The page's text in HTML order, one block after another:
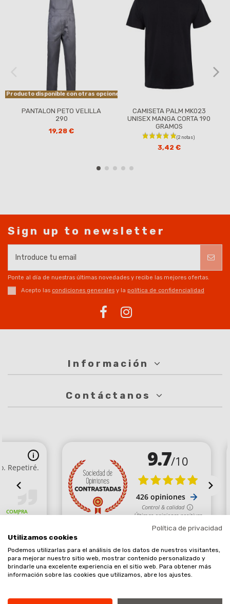
Producto disponible con otras opciones
PANTALON PETO VELILLA
290
19,28 €
CAMISETA PALM MK023
UNISEX MANGA CORTA 190
GRAMOS
3,42 €
Sign up to newsletter
Ponte al día de nuestras últimas novedades y recibe las mejores ofertas.
Acepto las condiciones generales y la política de confidencialidad
Información
Contáctanos
Comerciante aprobado por la Sociedad de Opiniones Contrastadas,
haga clic aquí para mostrar el certificado.
Política de privacidad
Utilizamos cookies
Podemos utilizarlas para el análisis de los datos de nuestros visitantes,
para mejorar nuestro sitio web, mostrar contenido personalizado y
brindarle una excelente experiencia en el sitio web. Para obtener más
información sobre las cookies que utilizamos, abre los ajustes.